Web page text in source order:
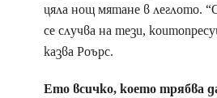
цяла нощ мятане в леглото.
се случва на тези,
казва Роърс.
Ето всичко, което трябва